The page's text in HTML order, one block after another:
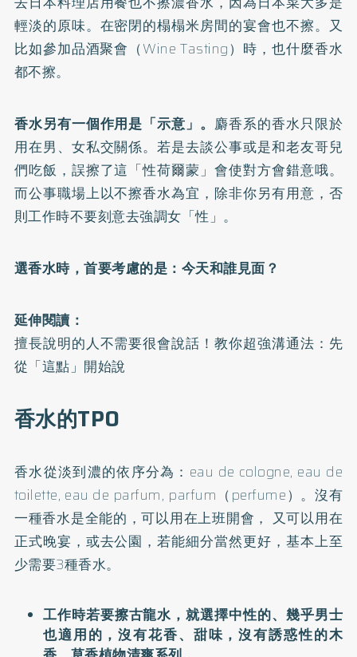
輕淡的原味。在密閉的榻榻米房間的宴會也不擦。又
比如參加品酒聚會（Wine Tasting）時，也什麼香水
都不擦。
香水另有一個作用是「示意」。麝香系的香水只限於
用在男、女私交關係。若是去談公事或是和老友哥兒
們吃飯，誤擦了這「性荷爾蒙」會使對方會錯意哦。
而公事職場上以不擦香水為宜，除非你另有用意，否
則工作時不要刻意去強調女「性」。
選香水時，首要考慮的是：今天和誰見面？
延伸閱讀：
擅長說明的人不需要很會說話！教你超強溝通法：先
從「這點」開始說
香水的TPO
香水從淡到濃的依序分為：eau de cologne, eau de
toilette, eau de parfum, parfum（perfume）。沒有
一種香水是全能的，可以用在上班開會， 又可以用在
正式晚宴，或去公園，若能細分當然更好，基本上至
少需要3種香水。
工作時若要擦古龍水，就選擇中性的、幾乎男士
也適用的，沒有花香、甜味，沒有誘惑性的木